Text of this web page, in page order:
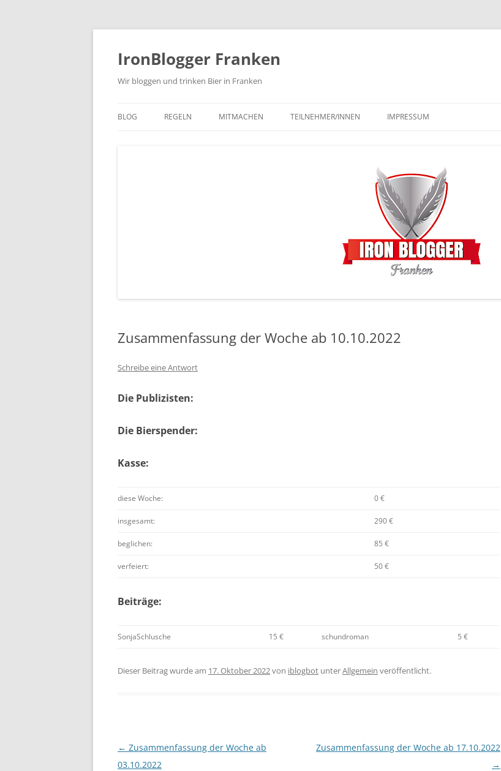
Zum
IronBlogger Franken
Wir bloggen und trinken Bier in Franken
BLOG REGELN MITMACHEN TEILNEHMER/INNEN IMPRESSUM
Zusammenfassung der Woche ab 10.10.2022
Schreibe eine Antwort
Die Publizisten:
Die Bierspender:
Kasse:
diese Woche: 0 €
insgesamt: 290 €
beglichen: 85 €
verfeiert: 50 €
Beiträge:
SonjaSchlusche 15 € schundroman 5 €
Dieser Beitrag wurde am 17. Oktober 2022von iblogbot unterAllgemein veröffentlicht.
Beitragsnavigation
← Zusammenfassung der Woche ab
03.10.2022
Zusammenfassung der Woche ab 17.10.2022
→